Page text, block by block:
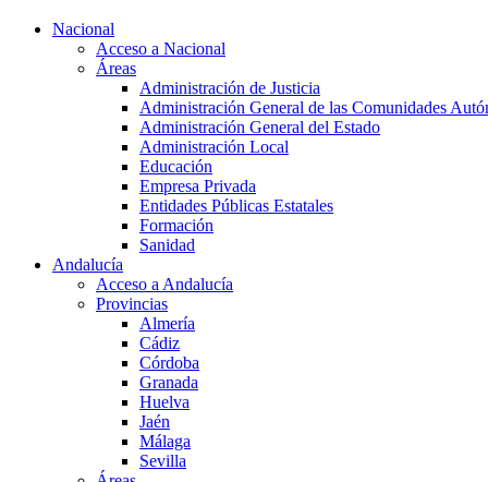
Nacional
Acceso a Nacional
Áreas
Administración de Justicia
Administración General de las Comunidades
Administración General del Estado
Administración Local
Educación
Empresa Privada
Entidades Públicas Estatales
Formación
Sanidad
Andalucía
Acceso a Andalucía
Provincias
Almería
Cádiz
Córdoba
Granada
Huelva
Jaén
Málaga
Sevilla